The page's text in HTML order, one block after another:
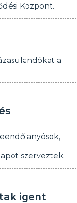
Központ.
a
anyósok,
szerveztek.
igent